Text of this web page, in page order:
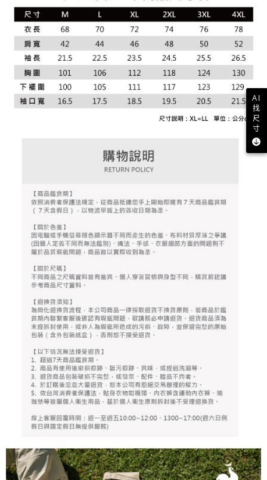
【注意事項】
1.本服務係由「台灣大哥大股份有限公司」（以下簡稱本公司）所提供，讓
用戶於交易時，得透過本服務購買商品或服務，並由商店將買賣／分期付款
買賣價金債權讓與本公司後，依約使用本公司帳單繳交帳款。
2.基於同意付款使用「大哥付你分期」之契約關係目的，商店將以您的個人
資料（包含姓名、電話或地址）提供予台灣大哥大進項蒐集、處理及利用，
由本公司與您本人進行分期帳單所需資料之確認、核對及更正。
3.完整用戶服務條款，請詳閱以下連結：
https://oppay.tw/userRule
３．收到繳費通知簡訊後14天內，點擊此簡訊中的連結，可透過四大超商／
ATM／網路銀行／等多元方式進行付款，方視為交易完成。
※ 請注意：結帳手續完成當下不需立刻繳費，但若您需要取消訂單，請聯絡
購買商品的店家。未經商家同意取消之訂單仍視為有效，需透過AFTEE先享
後付繳納相關費用。
※ 交易是否成功請以「AFTEE先享後付 」之結帳頁面顯示為準，若有關於
是否繳費成功／繳費後需取消欲退款等相關疑問，請聯繫「AFTEE先享後付
客戶支援中心」https://netprotections.freshdesk.com/support/home
【注意事項】
易，需依本服務之必要範圍內提供個人資料，並將交易相關給付款項請求債
https://aftee.tw/terms/#terms3
３．未成年的使用者請事先徵得法定代理人或監護人之同意方可使用
４．使用「AFTEE先享後付」時，將依據個別帳號之用戶狀況，依本公司即
時審查核予不同之上限額度；若仍有額度不足之情形，本公司將視審查結果
５．嚴禁一人註冊多個帳號或使用他人資訊註冊。若發現惡意使用之情形，
恩沛科技股份有限公司將有權停止該用戶之使用額度並採取法律行動。
萊爾富取貨付款
免運費
付款後萊爾富取貨
免運費
7-11取貨付款
免運費
離島宅配
免運費
AI
找
尺
寸